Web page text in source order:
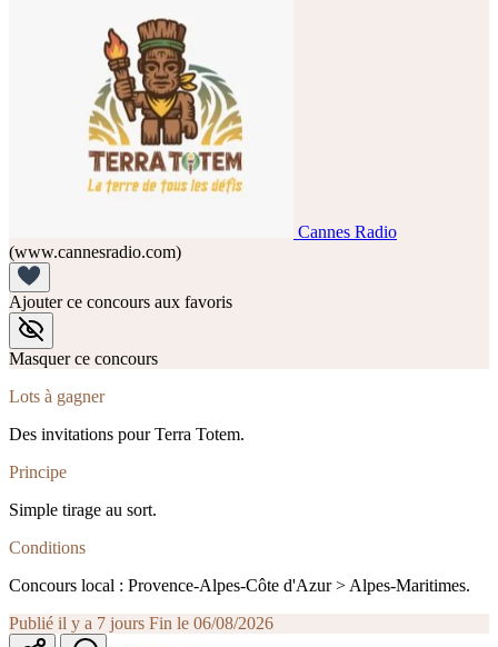
Cannes Radio
(www.cannesradio.com)
Ajouter ce concours aux favoris
Masquer ce concours
Lots à gagner
Des invitations pour Terra Totem.
Principe
Simple tirage au sort.
Conditions
Concours local : Provence-Alpes-Côte d'Azur > Alpes-Maritimes.
Publié il y a 7 jours Fin le 06/08/2026